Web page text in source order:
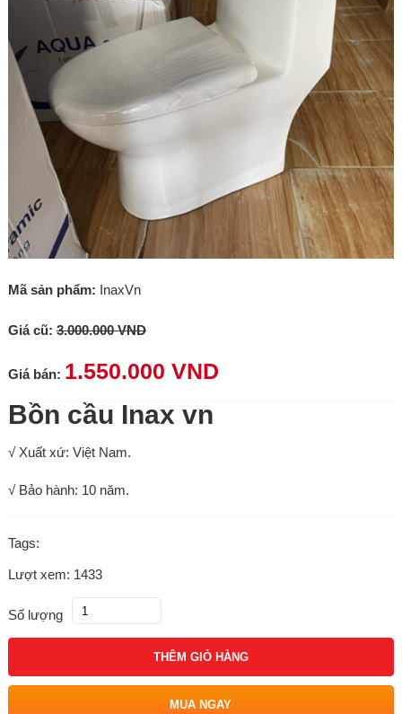
Mã sản phẩm: InaxVn
Giá cũ: 3.000.000 VND
Giá bán: 1.550.000 VND
Bồn cầu Inax vn
√ Xuất xứ: Việt Nam.
√ Bảo hành: 10 năm.
Tags:
Lượt xem: 1433
Số lượng
THÊM GIỎ HÀNG
MUA NGAY